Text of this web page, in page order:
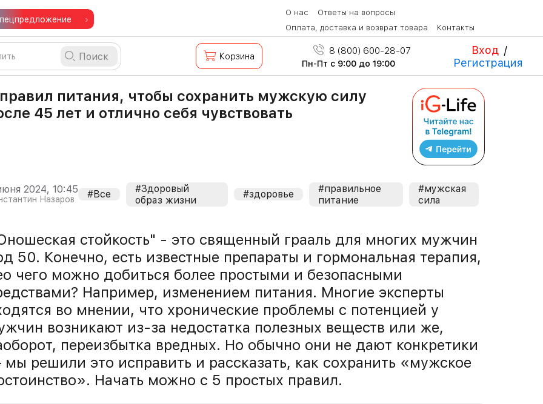
О нас
Ответы на вопросы
Оплата, доставка и возврат товара
Контакты
Поиск Корзина 8 (800) 600-28-07
Пн-Пт с 9:00 до 19:00
Вход /
Регистрация
питания, чтобы сохранить мужскую силу
45 лет и отлично себя чувствовать
2024, 10:45
Назаров #Все
#Здоровый
образ жизни
#здоровье
#правильное
питание
#мужская
сила
стойкость" - это священный грааль для многих мужчин
50. Конечно, есть известные препараты и гормональная терапия,
чего можно добиться более простыми и безопасными
Например, изменением питания. Многие эксперты
во мнении, что хронические проблемы с потенцией у
возникают из-за недостатка полезных веществ или же,
переизбытка вредных. Но обычно они не дают конкретики
решили это исправить и рассказать, как сохранить «мужское
Начать можно с 5 простых правил.